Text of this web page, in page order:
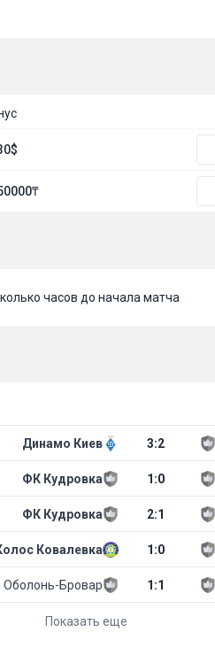
часов до начала матча
Динамо Киев 3:2
ФК Кудровка 1:0
ФК Кудровка 2:1
Ковалевка 1:0
Оболонь-Бровар 1:1
Показать еще